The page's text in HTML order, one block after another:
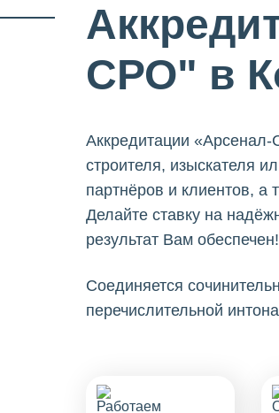
СРО" в
Аккредитации
строителя, изыскателя
партнёров и клиентов, а
Делайте ставку на
результат Вам обеспечен!
Cоединяется
перечислительной